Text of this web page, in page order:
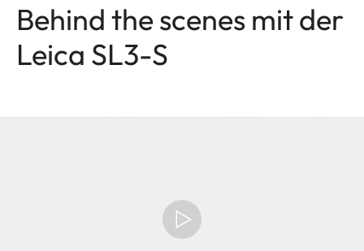
Behind the scenes mit der
Leica SL3-S